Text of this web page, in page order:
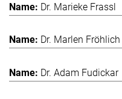
Dr. Marieke Frassl
Dr. Marlen Fröhlich
Dr. Adam Fudickar